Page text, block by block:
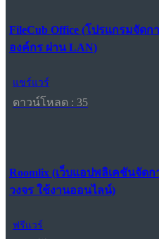
FileCub Office (โปรแกรมจัด
องค์กร ผ่าน LAN)
แชร์แวร์
ดาวน์โหลด : 35
Roomlix (เว็บแอปพลิเคชันจัด
วงจร ใช้งานออนไลน์)
ฟรีแวร์